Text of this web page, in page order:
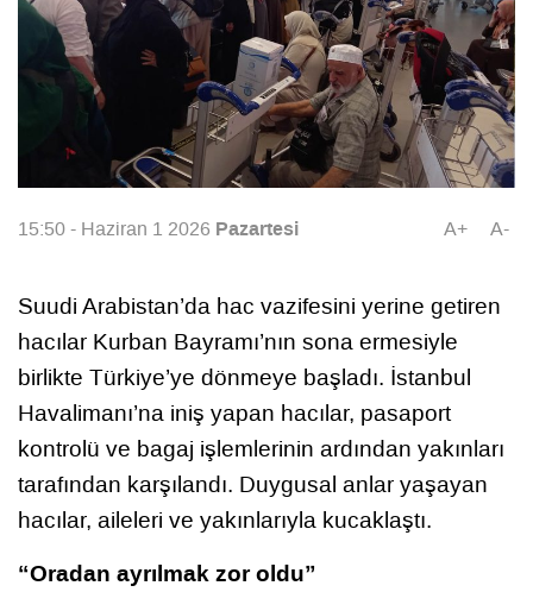
15:50 - Haziran 1 2026 Pazartesi A+ A-
Suudi Arabistan’da hac vazifesini yerine getiren
hacılar Kurban Bayramı’nın sona ermesiyle
birlikte Türkiye’ye dönmeye başladı. İstanbul
Havalimanı’na iniş yapan hacılar, pasaport
kontrolü ve bagaj işlemlerinin ardından yakınları
tarafından karşılandı. Duygusal anlar yaşayan
hacılar, aileleri ve yakınlarıyla kucaklaştı.
“Oradan ayrılmak zor oldu”